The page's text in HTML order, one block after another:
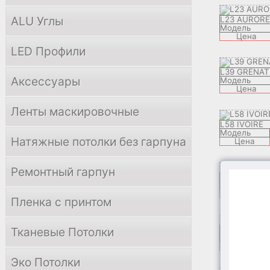
ALU Углы
LED Профили
Аксессуары
Ленты маскировочные
Натяжные потолки без гарпуна
Ремонтный гарпун
Пленка с принтом
Тканевые Потолки
Эко Потолки
L23 AURORE
Модель
Цена
L39 GRENAT
Модель
Цена
L58 IVOIRE
Модель
Цена